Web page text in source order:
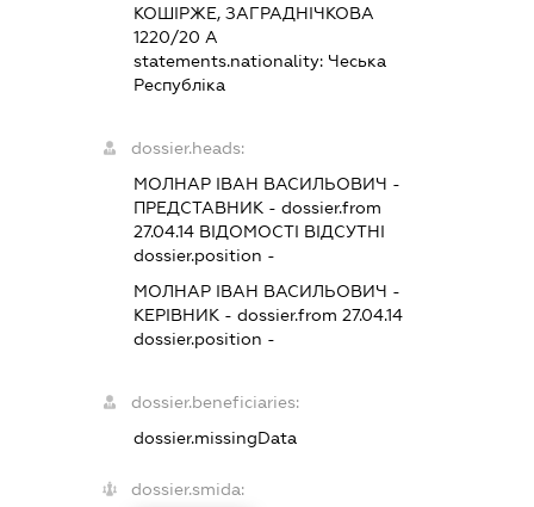
КОШІРЖЕ, ЗАГРАДНІЧКОВА
1220/20 А
statements.nationality: Чеська
Республіка
dossier.heads:
МОЛНАР ІВАН ВАСИЛЬОВИЧ -
ПРЕДСТАВНИК - dossier.from
27.04.14ВІДОМОСТІ ВІДСУТНІ
dossier.position -
МОЛНАР ІВАН ВАСИЛЬОВИЧ -
КЕРІВНИК - dossier.from 27.04.14
dossier.position -
dossier.beneficiaries:
dossier.missingData
dossier.smida: